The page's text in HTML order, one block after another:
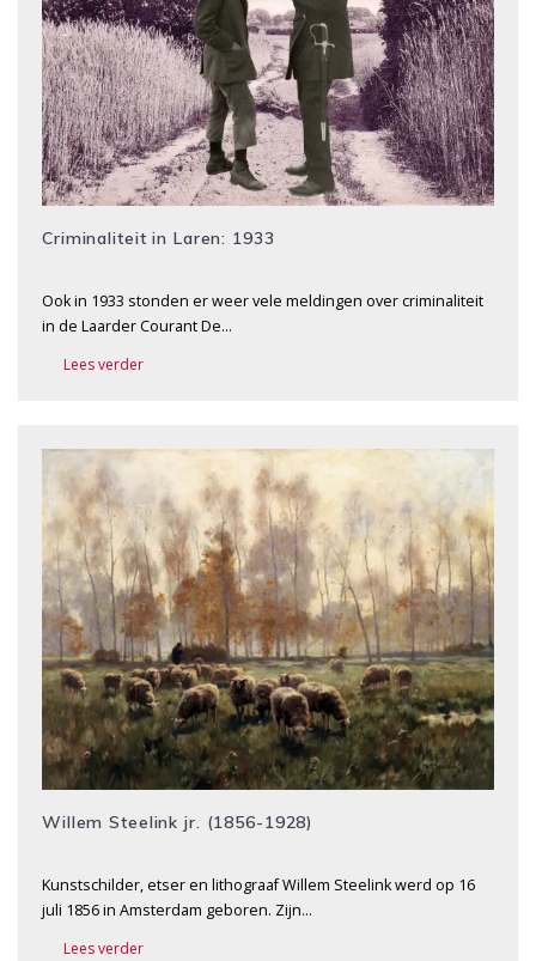
Criminaliteit in Laren: 1933
Ook in 1933 stonden er weer vele meldingen over criminaliteit
in de Laarder Courant De…
Lees verder
Willem Steelink jr. (1856-1928)
Kunstschilder, etser en lithograaf Willem Steelink werd op 16
juli 1856 in Amsterdam geboren. Zijn…
Lees verder